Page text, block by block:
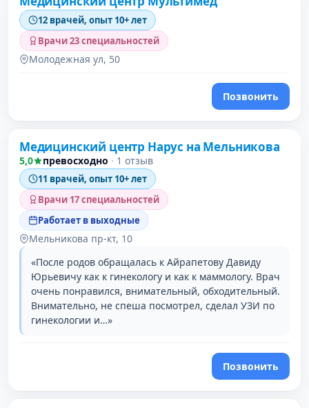
12 врачей, опыт 10+ лет
Врачи 23 специальностей
Молодежная ул, 50
Позвонить
Медицинский центр Нарус на Мельникова
5,0 превосходно · 1 отзыв
11 врачей, опыт 10+ лет
Врачи 17 специальностей
Работает в выходные
Мельникова пр-кт, 10
«После родов обращалась к Айрапетову Давиду
Юрьевичу как к гинекологу и как к маммологу. Врач
очень понравился, внимательный, обходительный.
Внимательно, не спеша посмотрел, сделал УЗИ по
гинекологии и…»
Позвонить